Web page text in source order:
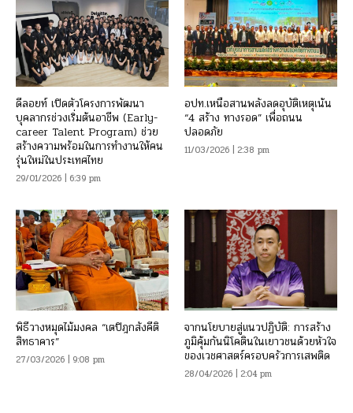
ดีลอยท์ เปิดตัวโครงการพัฒนา
บุคลากรช่วงเริ่มต้นอาชีพ (Early-
career Talent Program) ช่วย
สร้างความพร้อมในการทำงานให้คน
รุ่นใหม่ในประเทศไทย
29/01/2026 | 6:39 pm
อปท.เหนือสานพลังลดอุบัติเหตุเน้น
“4 สร้าง ทางรอด” เพื่อถนน
ปลอดภัย
11/03/2026 | 2:38 pm
พิธีวางหมุดไม้มงคล “เตปิฎกสังคีติ
สิทธาคาร”
27/03/2026 | 9:08 pm
จากนโยบายสู่แนวปฏิบัติ: การสร้าง
ภูมิคุ้มกันนิโคตินในเยาวชนด้วยหัวใจ
ของเวชศาสตร์ครอบครัวการเสพติด
28/04/2026 | 2:04 pm